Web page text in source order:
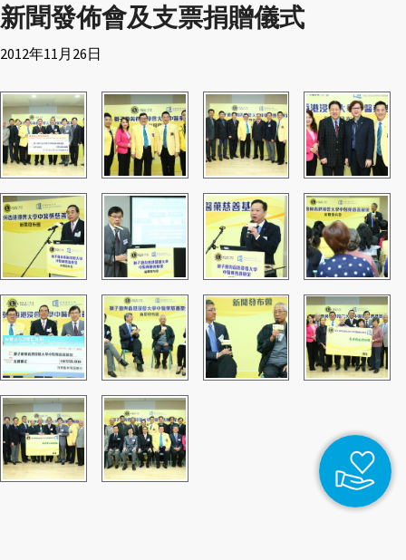
新聞發佈會及支票捐贈儀式
2012年11月26日